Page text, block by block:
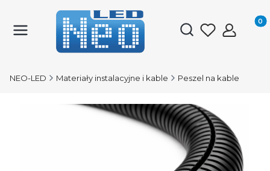
Otwórz
NEO-LED Materiały instalacyjne i kable Peszel na kable